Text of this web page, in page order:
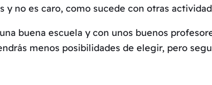
no es caro, como sucede con otras
buena escuela y con unos buenos
menos posibilidades de elegir, pero